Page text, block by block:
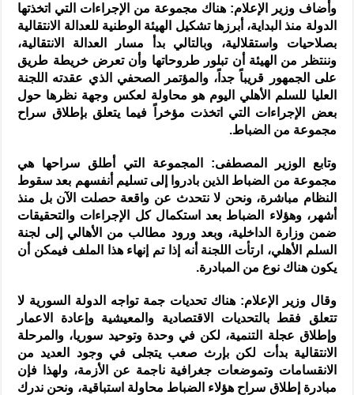
وأضاف وزير الإعلام: هناك مجموعة من الإجراءات التي اتخذتها
الدولة منذ البداية، أبرزها تشكيل الهيئة الوطنية للعدالة الانتقالية
بصلاحيات واستقلالية، وبالتالي بدأ مسار العدالة الانتقالية،
وننتظر من الهيئة أن تبلور طروحاتها وأن تعرض خريطة طريق
على الجمهور قريباً جداً، والمؤتمر الصحفي الذي عقدته اللجنة
العليا للسلم الأهلي اليوم هو محاولة لعكس وجهة نظرها حول
بعض الإجراءات التي اتخذت مؤخراً فيما يتعلق بإطلاق سراح
مجموعة من الضباط.
وتابع الوزير المصطفى: المجموعة التي أطلق سراحها هي
مجموعة من الضباط الذين بادروا إلى تسليم أنفسهم بعد سقوط
النظام مباشرة، ونحن لا نتحدث عن واقعة حصلت الآن بل منذ
أشهر، وهؤلاء الضباط بعد استكمال كل الإجراءات والتحقيقات
ضمن وزارة الداخلية، وبعد ورود مطالب من الأهالي إلى لجنة
السلم الأهلي، ارتأت اللجنة أنه إذا تم إنهاء هذا الملف فيمكن أن
يكون هناك نوع من المبادرة.
وقال وزير الإعلام: هناك تحديات جمة تواجه الدولة السورية لا
تتعلق فقط بالتحديات الاقتصادية والمعيشية وإعادة الاعمار
وإطلاق عجلة التنمية، لكن في وحدة وتوحيد سوريا، والمرحلة
الانتقالية بدأت لكن بإرث صعب يتجلى في وجود العديد من
الانقسامات وتموضعات جغرافية ناجمة عن الأزمة، ولهذا فإن
مبادرة إطلاق سراح هؤلاء الضباط محاولة استباقية، ونحن ندرك